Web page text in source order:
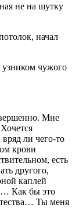
не на шутку
начал
чужого
Мне
ли чего-то
крови
есть
другого,
каплей
Как бы это
Ты меня